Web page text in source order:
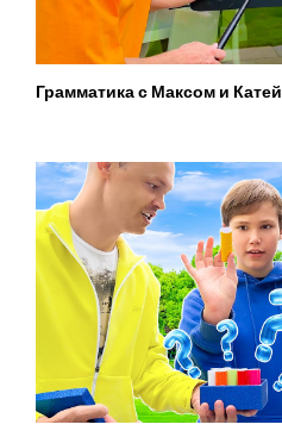
Грамматика с Максом и Катей